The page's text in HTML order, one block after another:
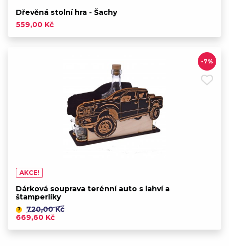
Dřevěná stolní hra - Šachy
559,00 Kč
-7%
AKCE!
Dárková souprava terénní auto s lahví a
štamperlíky
?
720,00 Kč
669,60 Kč